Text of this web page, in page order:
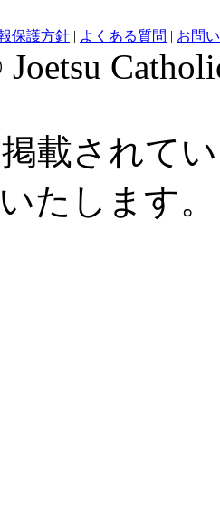
保護方針 | よくある質問 | お問
載されて
たします。